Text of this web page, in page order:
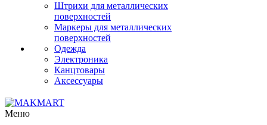
Штрихи для металлических
поверхностей
Маркеры для металлических
поверхностей
Одежда
Электроника
Канцтовары
Аксессуары
Меню